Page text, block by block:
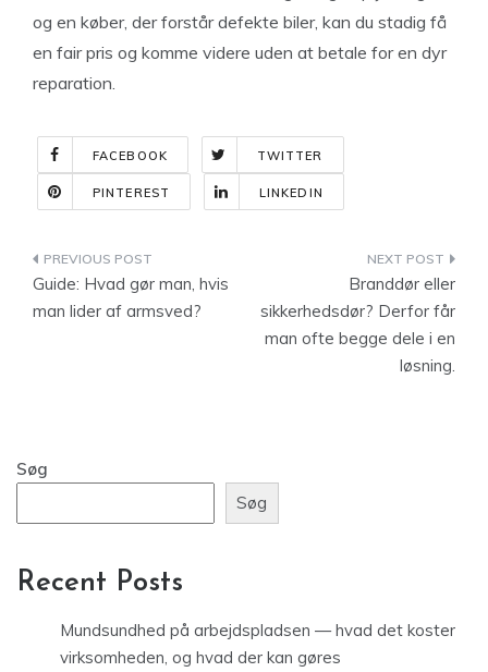
og en køber, der forstår defekte biler, kan du stadig få
en fair pris og komme videre uden at betale for en dyr
reparation.
FACEBOOK TWITTER
PINTEREST LINKEDIN
Indlægsnavigation
Guide: Hvad gør man, hvis
man lider af armsved?
Branddør eller
sikkerhedsdør? Derfor får
man ofte begge dele i en
løsning.
Søg
Søg
Recent Posts
Mundsundhed på arbejdspladsen — hvad det koster
virksomheden, og hvad der kan gøres